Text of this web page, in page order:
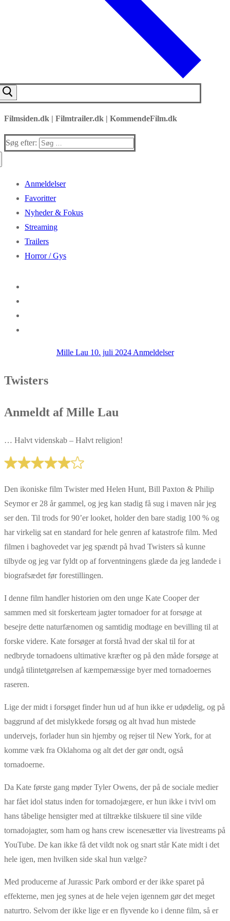
Filmsiden.dk | Filmtrailer.dk | KommendeFilm.dk
Søg efter:
Anmeldelser
Favoritter
Nyheder & Fokus
Streaming
Trailers
Horror / Gys
Mille Lau 10. juli 2024Anmeldelser
Twisters
Anmeldt af Mille Lau
… Halvt videnskab – Halvt religion!
Den ikoniske film Twister med Helen Hunt, Bill Paxton & Philip
Seymor er 28 år gammel, og jeg kan stadig få sug i maven når jeg
ser den. Til trods for 90’er looket, holder den bare stadig 100 % og
har virkelig sat en standard for hele genren af katastrofe film. Med
filmen i baghovedet var jeg spændt på hvad Twisters så kunne
tilbyde og jeg var fyldt op af forventningens glæde da jeg landede i
biografsædet før forestillingen.
I denne film handler historien om den unge Kate Cooper der
sammen med sit forskerteam jagter tornadoer for at forsøge at
besejre dette naturfænomen og samtidig modtage en bevilling til at
forske videre. Kate forsøger at forstå hvad der skal til for at
nedbryde tornadoens ultimative kræfter og på den måde forsøge at
undgå tilintetgørelsen af kæmpemæssige byer med tornadoernes
raseren.
Lige der midt i forsøget finder hun ud af hun ikke er udødelig, og på
baggrund af det mislykkede forsøg og alt hvad hun mistede
undervejs, forlader hun sin hjemby og rejser til New York, for at
komme væk fra Oklahoma og alt det der gør ondt, også
tornadoerne.
Da Kate første gang møder Tyler Owens, der på de sociale medier
har fået idol status inden for tornadojægere, er hun ikke i tvivl om
hans tåbelige hensigter med at tiltrække tilskuere til sine vilde
tornadojagter, som ham og hans crew iscenesætter via livestreams på
YouTube. De kan ikke få det vildt nok og snart står Kate midt i det
hele igen, men hvilken side skal hun vælge?
Med producerne af Jurassic Park ombord er der ikke sparet på
effekterne, men jeg synes at de hele vejen igennem gør det meget
naturtro. Selvom der ikke lige er en flyvende ko i denne film, så er